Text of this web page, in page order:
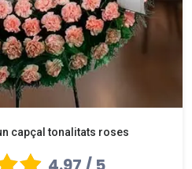
capçal tonalitats roses